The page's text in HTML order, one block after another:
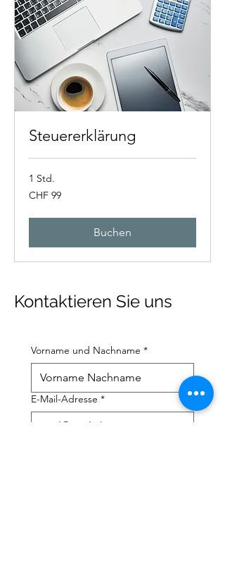
Steuererklärung
1 Std.
99
Schweizer
CHF 99
Buchen
Kontaktieren Sie uns
Vorname und Nachname *
E-Mail-Adresse *